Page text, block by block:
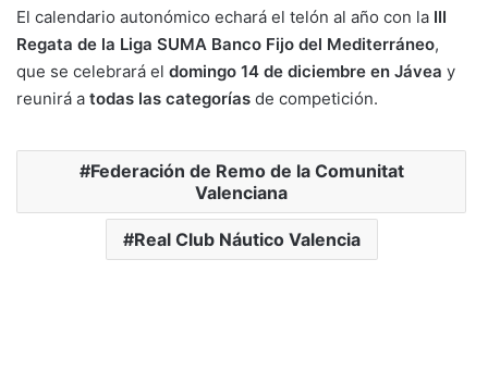
El calendario autonómico echará el telón al año con la III
Regata de la Liga SUMA Banco Fijo del Mediterráneo,
que se celebrará el domingo 14 de diciembre en Jávea y
reunirá a todas las categorías de competición.
Federación de Remo de la Comunitat
Valenciana
Real Club Náutico Valencia